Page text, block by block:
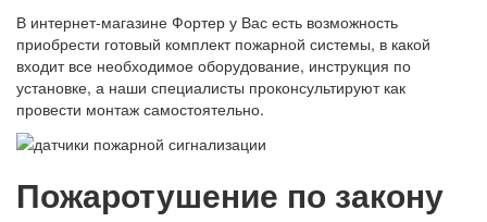
В интернет-магазине Фортер у Вас есть возможность
приобрести готовый комплект пожарной системы, в какой
входит все необходимое оборудование, инструкция по
установке, а наши специалисты проконсультируют как
провести монтаж самостоятельно.
Пожаротушение по закону